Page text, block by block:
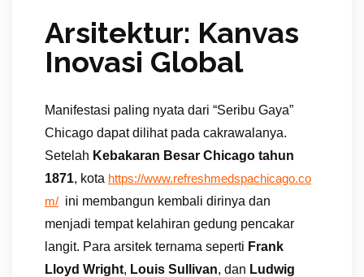
Arsitektur: Kanvas
Inovasi Global
Manifestasi paling nyata dari “Seribu Gaya”
Chicago dapat dilihat pada cakrawalanya.
Setelah Kebakaran Besar Chicago tahun
1871, kota https://www.refreshmedspachicago.co
m/ ini membangun kembali dirinya dan
menjadi tempat kelahiran gedung pencakar
langit. Para arsitek ternama seperti Frank
Lloyd Wright, Louis Sullivan, dan Ludwig